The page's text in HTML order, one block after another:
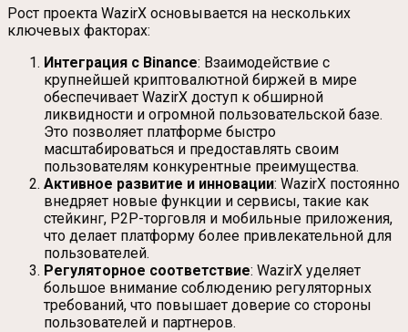
Рост проекта WazirX основывается на нескольких
ключевых факторах:
Интеграция с Binance: Взаимодействие с
крупнейшей криптовалютной биржей в мире
обеспечивает WazirX доступ к обширной
ликвидности и огромной пользовательской базе.
Это позволяет платформе быстро
масштабироваться и предоставлять своим
пользователям конкурентные преимущества.
Активное развитие и инновации: WazirX постоянно
внедряет новые функции и сервисы, такие как
стейкинг, P2P-торговля и мобильные приложения,
что делает платформу более привлекательной для
пользователей.
Регуляторное соответствие: WazirX уделяет
большое внимание соблюдению регуляторных
требований, что повышает доверие со стороны
пользователей и партнеров.